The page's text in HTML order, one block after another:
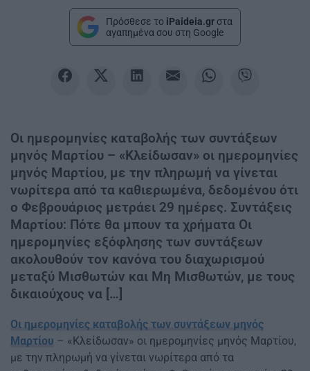
Πρόσθεσε το iPaideia.gr στα
αγαπημένα σου στη Google
Οι ημερομηνίες καταβολής των συντάξεων
μηνός Μαρτίου – «Κλείδωσαν» οι ημερομηνίες
μηνός Μαρτίου, με την πληρωμή να γίνεται
νωρίτερα από τα καθιερωμένα, δεδομένου ότι
ο Φεβρουάριος μετράει 29 ημέρες. Συντάξεις
Μαρτίου: Πότε θα μπουν τα χρήματα Οι
ημερομηνίες εξόφλησης των συντάξεων
ακολουθούν τον κανόνα του διαχωρισμού
μεταξύ Μισθωτών και Μη Μισθωτών, με τους
δικαιούχους να […]
Οι ημερομηνίες καταβολής των συντάξεων μηνός
Μαρτίου – «Κλείδωσαν» οι ημερομηνίες μηνός Μαρτίου,
με την πληρωμή να γίνεται νωρίτερα από τα